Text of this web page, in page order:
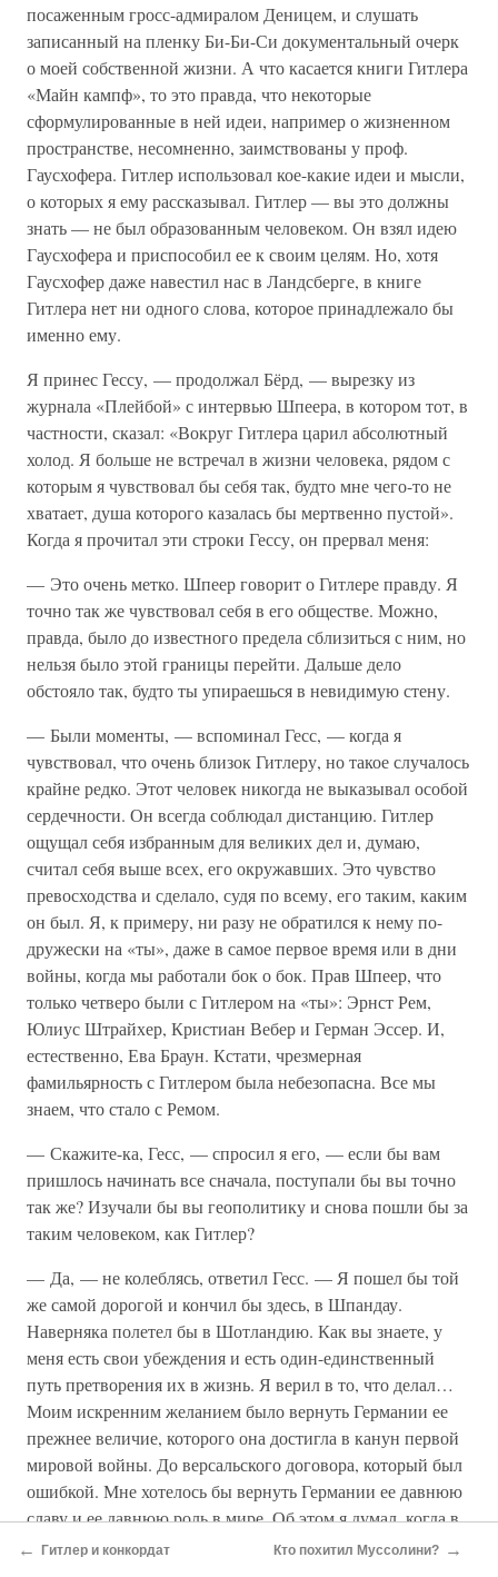
посаженным гросс-адмиралом Деницем, и слушать
записанный на пленку Би-Би-Си документальный очерк
о моей собственной жизни. А что касается книги Гитлера
«Майн кампф», то это правда, что некоторые
сформулированные в ней идеи, например о жизненном
пространстве, несомненно, заимствованы у проф.
Гаусхофера. Гитлер использовал кое-какие идеи и мысли,
о которых я ему рассказывал. Гитлер — вы это должны
знать — не был образованным человеком. Он взял идею
Гаусхофера и приспособил ее к своим целям. Но, хотя
Гаусхофер даже навестил нас в Ландсберге, в книге
Гитлера нет ни одного слова, которое принадлежало бы
именно ему.
Я принес Гессу, — продолжал Бёрд, — вырезку из
журнала «Плейбой» с интервью Шпеера, в котором тот, в
частности, сказал: «Вокруг Гитлера царил абсолютный
холод. Я больше не встречал в жизни человека, рядом с
которым я чувствовал бы себя так, будто мне чего-то не
хватает, душа которого казалась бы мертвенно пустой».
Когда я прочитал эти строки Гессу, он прервал меня:
— Это очень метко. Шпеер говорит о Гитлере правду. Я
точно так же чувствовал себя в его обществе. Можно,
правда, было до известного предела сблизиться с ним, но
нельзя было этой границы перейти. Дальше дело
обстояло так, будто ты упираешься в невидимую стену.
— Были моменты, — вспоминал Гесс, — когда я
чувствовал, что очень близок Гитлеру, но такое случалось
крайне редко. Этот человек никогда не выказывал особой
сердечности. Он всегда соблюдал дистанцию. Гитлер
ощущал себя избранным для великих дел и, думаю,
считал себя выше всех, его окружавших. Это чувство
превосходства и сделало, судя по всему, его таким, каким
он был. Я, к примеру, ни разу не обратился к нему по-
дружески на «ты», даже в самое первое время или в дни
войны, когда мы работали бок о бок. Прав Шпеер, что
только четверо были с Гитлером на «ты»: Эрнст Рем,
Юлиус Штрайхер, Кристиан Вебер и Герман Эссер. И,
естественно, Ева Браун. Кстати, чрезмерная
фамильярность с Гитлером была небезопасна. Все мы
знаем, что стало с Ремом.
— Скажите-ка, Гесс, — спросил я его, — если бы вам
пришлось начинать все сначала, поступали бы вы точно
так же? Изучали бы вы геополитику и снова пошли бы за
таким человеком, как Гитлер?
— Да, — не колеблясь, ответил Гесс. — Я пошел бы той
же самой дорогой и кончил бы здесь, в Шпандау.
Наверняка полетел бы в Шотландию. Как вы знаете, у
меня есть свои убеждения и есть один-единственный
путь претворения их в жизнь. Я верил в то, что делал…
Моим искренним желанием было вернуть Германии ее
прежнее величие, которого она достигла в канун первой
мировой войны. До версальского договора, который был
ошибкой. Мне хотелось бы вернуть Германии ее давнюю
славу и ее давнюю роль в мире. Об этом я думал, когда в
1923 году молодым человеком пришел в политику.
← Гитлер и конкордат Кто похитил Муссолини? →